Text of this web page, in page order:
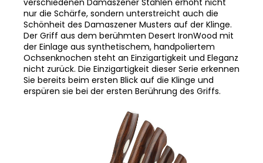
Schönheit des Damaszener Musters auf der Klinge.
Der Griff aus dem berühmten Desert IronWood mit
der Einlage aus synthetischem, handpoliertem
Ochsenknochen steht an Einzigartigkeit und Eleganz
nicht zurück. Die Einzigartigkeit dieser Serie erkennen
Sie bereits beim ersten Blick auf die Klinge und
erspüren sie bei der ersten Berührung des Griffs.